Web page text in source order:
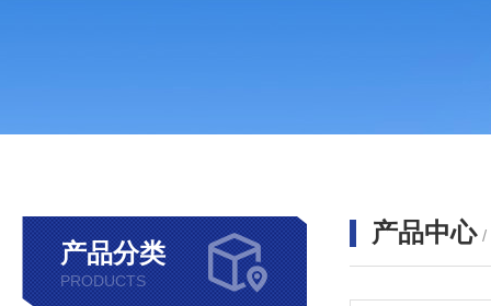
产品分类
PRODUCTS
产品中心 /